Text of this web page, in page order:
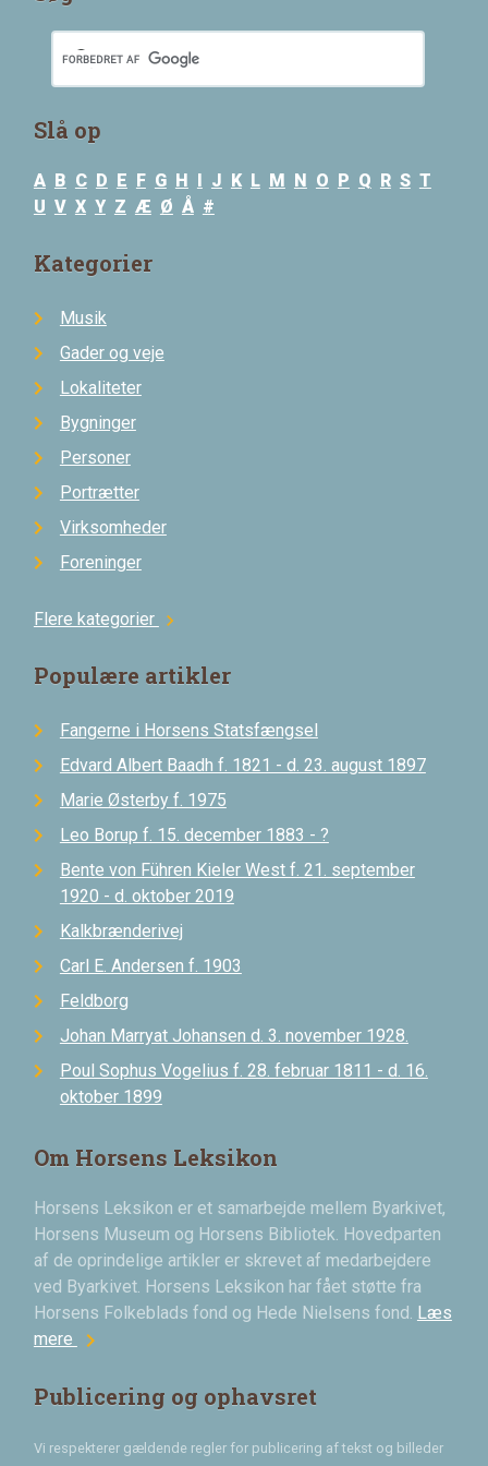
Slå op
A B C D E F G H I J K L M N O P Q R S T
U V X Y Z Æ Ø Å #
Kategorier
Musik
Gader og veje
Lokaliteter
Bygninger
Personer
Portrætter
Virksomheder
Foreninger
Flere kategorier chevron_right
Populære artikler
Fangerne i Horsens Statsfængsel
Edvard Albert Baadh f. 1821 - d. 23. august 1897
Marie Østerby f. 1975
Leo Borup f. 15. december 1883 - ?
Bente von Führen Kieler West f. 21. september
1920 - d. oktober 2019
Kalkbrænderivej
Carl E. Andersen f. 1903
Feldborg
Johan Marryat Johansen d. 3. november 1928.
Poul Sophus Vogelius f. 28. februar 1811 - d. 16.
oktober 1899
Om Horsens Leksikon
Horsens Leksikon er et samarbejde mellem Byarkivet,
Horsens Museum og Horsens Bibliotek. Hovedparten
af de oprindelige artikler er skrevet af medarbejdere
ved Byarkivet. Horsens Leksikon har fået støtte fra
Horsens Folkeblads fond og Hede Nielsens fond. Læs
mere chevron_right
Publicering og ophavsret
Vi respekterer gældende regler for publicering af tekst og billeder